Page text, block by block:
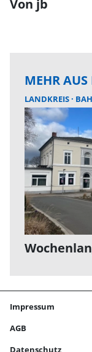
Von jb
MEHR AUS
LANDKREIS
Impressum
AGB
Datenschutz